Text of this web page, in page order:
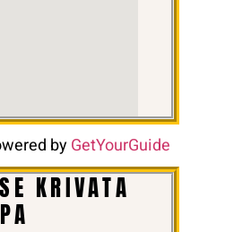
byGetYourGuide
KRIVATA